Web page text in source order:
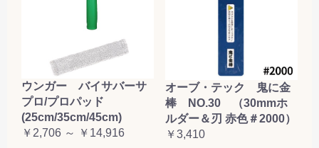
ウンガー バイサバーサ
プロ/プロパッド
(25cm/35cm/45cm)
￥2,706 ～ ￥14,916
オーブ・テック 鬼に金
棒 NO.30 （30mmホ
ルダー＆刃 赤色＃2000）
￥3,410